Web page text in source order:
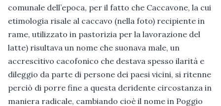
comunale dell’epoca, per il fatto che Caccavone, la cui
etimologia risale al caccavo (nella foto) recipiente in
rame, utilizzato in pastorizia per la lavorazione del
latte) risultava un nome che suonava male, un
accrescitivo cacofonico che destava spesso ilarità e
dileggio da parte di persone dei paesi vicini, si ritenne
perciò di porre fine a questa deridente circostanza in
maniera radicale, cambiando cioè il nome in Poggio